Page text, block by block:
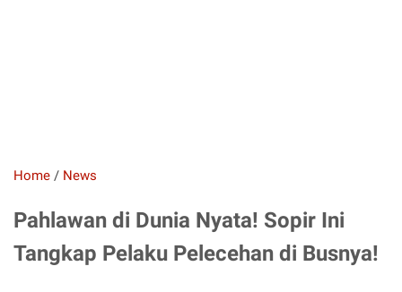
Home / News
Pahlawan di Dunia Nyata! Sopir Ini
Tangkap Pelaku Pelecehan di Busnya!